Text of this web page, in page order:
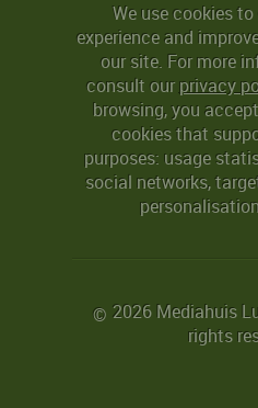
We use cookies
experience and
our site. For more
consult ourprivacy
browsing, you
cookies that
purposes: usage
social networks,
© 2026 Mediahuis
rights